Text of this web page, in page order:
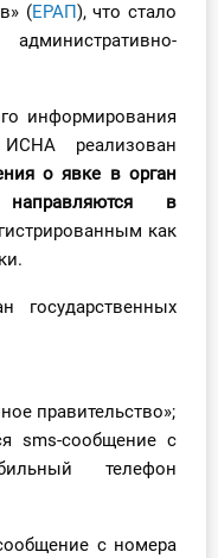
(ЕРАП), что стало
информирования
реализован
о явке в орган
направляются в
как
правительство»;
sms-сообщение с
телефон
с номера